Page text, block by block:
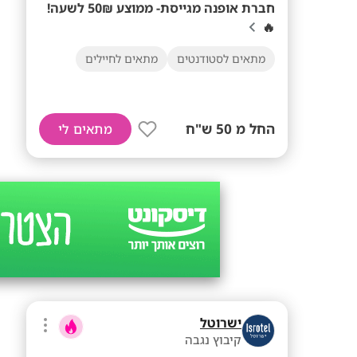
חברת אופנה מגייסת- ממוצע 50₪ לשעה!
🔥
מתאים לסטודנטים מתאים לחיילים
החל מ 50 ש"ח מתאים לי
ישרוטל
קיבוץ נגבה